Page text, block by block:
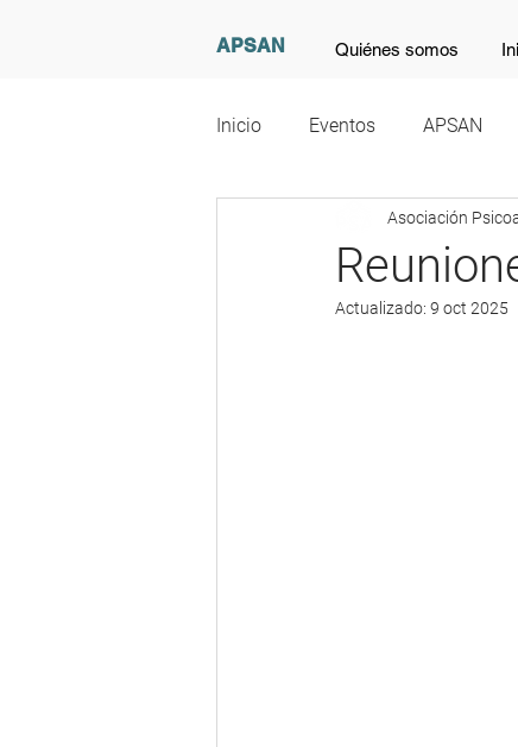
Quiénes somos
APSAN
Inicio Eventos APSAN
Recomendaciones Culturales
Asociación
Actualizado: 9 oct 2025